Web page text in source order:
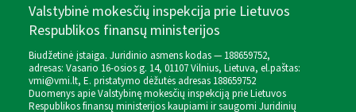
Valstybinė mokesčių inspekcija prie Lietuvos
Respublikos finansų ministerijos
Biudžetinė įstaiga. Juridinio asmens kodas — 188659752,
adresas: Vasario 16-osios g. 14, 01107 Vilnius, Lietuva, el.paštas:
vmi@vmi.lt, E. pristatymo dėžutės adresas 188659752
Duomenys apie Valstybinę mokesčių inspekciją prie Lietuvos
Respublikos finansų ministerijos kaupiami ir saugomi Juridinių